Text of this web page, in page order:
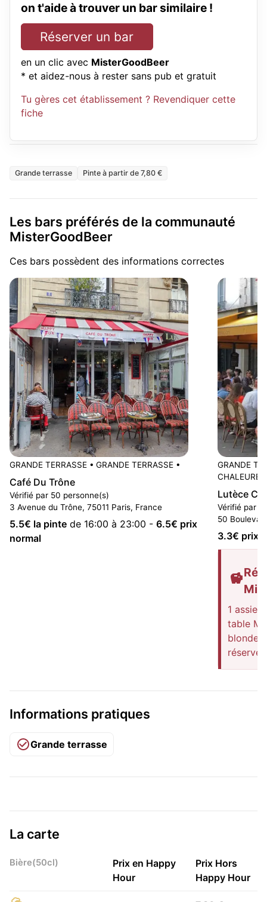
on t'aide à trouver un bar similaire !
Réserver un bar
en un clic avec MisterGoodBeer
* et aidez-nous à rester sans pub et gratuit
Tu gères cet établissement ? Revendiquer cette
fiche
Grande terrasse Pinte à partir de 7,80 €
Les bars préférés de la communauté
MisterGoodBeer
Ces bars possèdent des informations correctes
GRANDE TERRASSE • GRANDE TERRASSE •
Café Du Trône
Vérifié par 50 personne(s)
3 Avenue du Trône, 75011 Paris, France
5.5€ la pinte de 16:00 à 23:00 - 6.5€ prix
normal
GRANDE
Lutèce
Vérifié par
50
3.3€ prix
1
table
blonde
réserve
Informations pratiques
Grande terrasse
La carte
Bière(50cl)
Prix en Happy
Hour
Prix Hors
Happy Hour